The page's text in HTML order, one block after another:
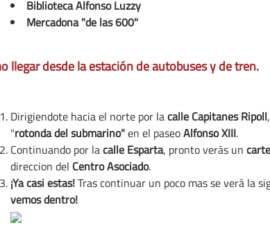
Biblioteca Alfonso Luzzy
Mercadona "de las 600"
llegar desde la estación de autobuses y de tren.
Dirigiendote hacia el norte por lacalle Capitanes Ripoll
"rotonda del submarino"en el paseoAlfonso XIII.
Continuando por lacalle Esparta, pronto verás un
direccion del Centro Asociado.
¡Ya casi estas!Tras continuar un poco mas se verá la
vemos dentro!